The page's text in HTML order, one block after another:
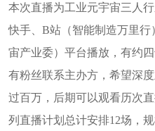
本次直播为工业元宇宙三人
快手、 B站（智能制造万里行
宙产业委） 平台播放，有约
有粉丝联系主办方，希望深
过百万，后期可以观看历次
列直播计划总计安排1 2场，